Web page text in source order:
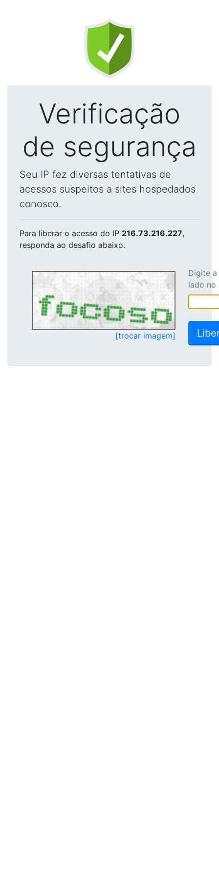
Verificação
de segurança
Seu IP fez diversas tentativas de
acessos suspeitos a sites hospedados
conosco.
Para liberar o acesso do IP 216.73.216.227,
responda ao desafio abaixo.
[trocar imagem]
Digite
lado no